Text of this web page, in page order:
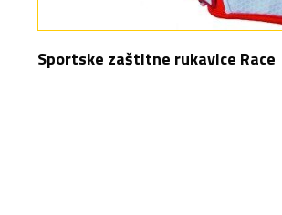
Sportske zaštitne rukavice Race